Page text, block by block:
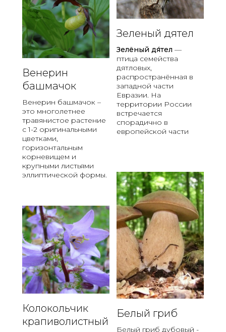
и
б
л
и
ж
а
ю
т
я
к
в
о
д
е
,
о
б
р
у
я
м
н
о
ж
е
с
т
в
и
з
х
о
а
н
и
г
р
у
з
а
Венерин
башмачок
Венерин башмачок –
это многолетнее
травянистое растение
с 1-2 оригинальными
цветками,
горизонтальным
корневищем и
крупными листьями
эллиптической формы.
Колокольчик
крапиволистный
Зеленый дятел
Зелёный дя́тел —
птица семейства
дятловых,
распространённая в
западной части
Евразии. На
территории России
встречается
спорадично в
европейской части
Белый гриб
Белый гриб дубовый -